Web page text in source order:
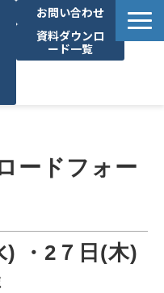
お問い合わせ
資料ダウンロ
ード一覧
ードフォー
) ・2７日(木)